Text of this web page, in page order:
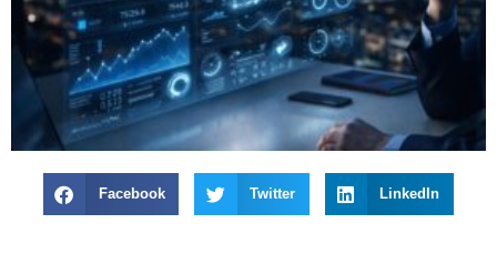
Facebook Twitter LinkedIn